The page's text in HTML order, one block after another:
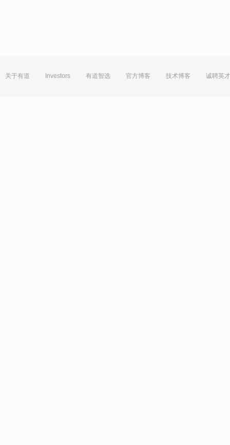
关于有道 Investors 有道智选 官方博客 技术博客 诚聘英才